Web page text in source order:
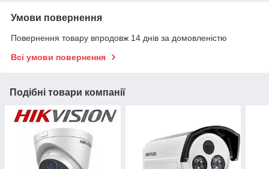
Умови повернення
Повернення товару впродовж 14 днів за домовленістю
Всі умови повернення
Подібні товари компанії